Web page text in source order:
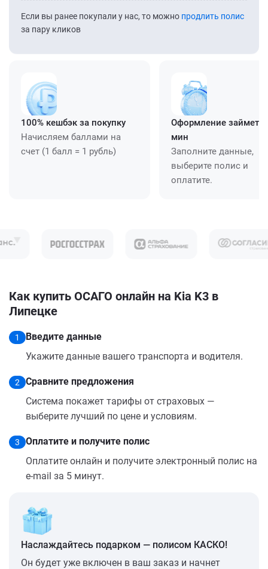
Если вы ранее покупали у нас, то можно продлить полис
за пару кликов
100% кешбэк за покупку
Начисляем баллами на
счет (1 балл = 1 рубль)
Оформление займет
мин
Заполните данные,
выберите полис и
оплатите.
Как купить ОСАГО онлайн на Kia K3 в
Липецке
1
Введите данные
Укажите данные вашего транспорта и водителя.
2
Сравните предложения
Система покажет тарифы от страховых —
выберите лучший по цене и условиям.
3
Оплатите и получите полис
Оплатите онлайн и получите электронный полис на
e-mail за 5 минут.
Наслаждайтесь подарком — полисом КАСКО!
Он будет уже включен в ваш заказ и начнет